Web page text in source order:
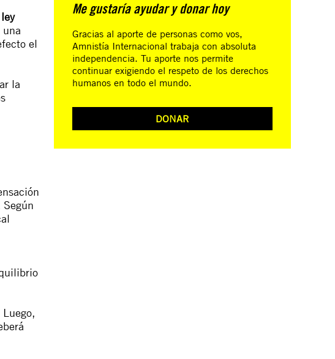
el
la
Me gustaría ayudar y donar hoy
Gracias al aporte de personas como vos,
Amnistía Internacional trabaja con absoluta
independencia. Tu aporte nos permite
continuar exigiendo el respeto de los derechos
humanos en todo el mundo.
DONAR